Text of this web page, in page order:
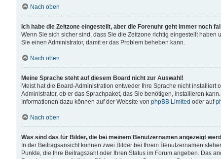
Nach oben
Ich habe die Zeitzone eingestellt, aber die Forenuhr geht immer noch
Wenn Sie sich sicher sind, dass Sie die Zeitzone richtig eingestellt
Sie einen Administrator, damit er das Problem beheben kann.
Nach oben
Meine Sprache steht auf diesem Board nicht zur Auswahl!
Meist hat die Board-Administration entweder Ihre Sprache nicht
Administrator, ob er das Sprachpaket, das Sie benötigen, installieren
Informationen dazu können auf der Website von phpBB Limited oder auf
Nach oben
Was sind das für Bilder, die bei meinem Benutzernamen angezeigt
In der Beitragsansicht können zwei Bilder bei Ihrem Benutzernamen
Punkte, die Ihre Beitragszahl oder Ihren Status im Forum angeben. Das